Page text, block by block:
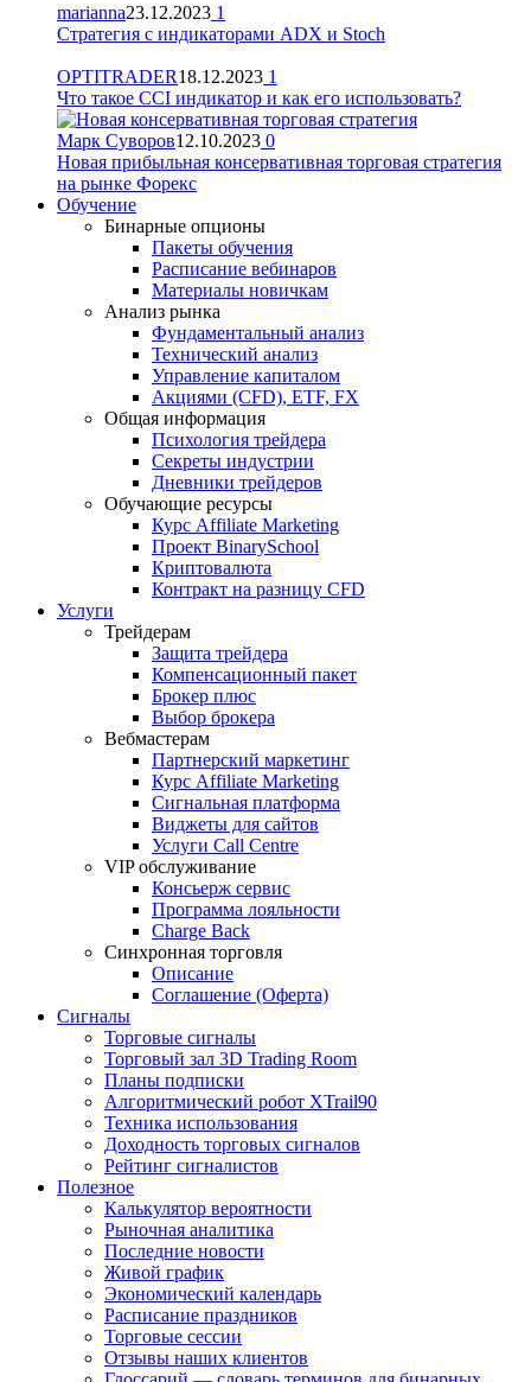
marianna23.12.2023 1
Стратегия с индикаторами ADX и Stoch
OPTITRADER18.12.2023 1
Что такое CCI индикатор и как его использовать?
Марк Суворов12.10.2023 0
Новая прибыльная консервативная торговая стратегия
на рынке Форекс
Обучение
Бинарные опционы
Пакеты обучения
Расписание вебинаров
Материалы новичкам
Анализ рынка
Фундаментальный анализ
Технический анализ
Управление капиталом
Акциями (CFD), ETF, FX
Общая информация
Психология трейдера
Секреты индустрии
Дневники трейдеров
Обучающие ресурсы
Курс Affiliate Marketing
Проект BinarySchool
Криптовалюта
Контракт на разницу CFD
Услуги
Трейдерам
Защита трейдера
Компенсационный пакет
Брокер плюс
Выбор брокера
Вебмастерам
Партнерский маркетинг
Курс Affiliate Marketing
Сигнальная платформа
Виджеты для сайтов
Услуги Call Centre
VIP обслуживание
Консьерж сервис
Программа лояльности
Charge Back
Синхронная торговля
Описание
Соглашение (Оферта)
Сигналы
Торговые сигналы
Торговый зал 3D Trading Room
Планы подписки
Алгоритмический робот XTrail90
Техника использования
Доходность торговых сигналов
Рейтинг сигналистов
Полезное
Калькулятор вероятности
Рыночная аналитика
Последние новости
Живой график
Экономический календарь
Расписание праздников
Торговые сессии
Отзывы наших клиентов